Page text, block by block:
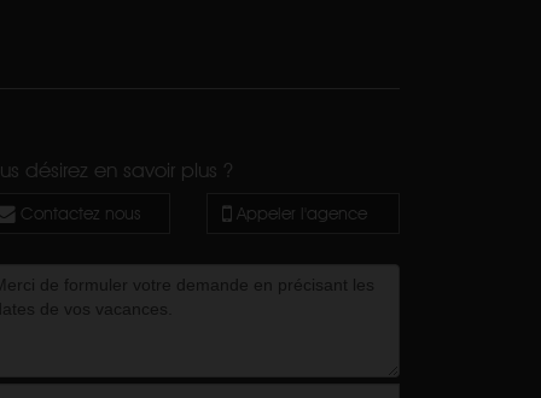
désirez en savoir plus ?
Contactez nous Appeler l'agence